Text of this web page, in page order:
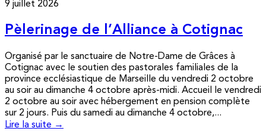
9 juillet 2026
Pèlerinage de l’Alliance à Cotignac
Organisé par le sanctuaire de Notre-Dame de Grâces à
Cotignac avec le soutien des pastorales familiales de la
province ecclésiastique de Marseille du vendredi 2 octobre
au soir au dimanche 4 octobre après-midi. Accueil le vendredi
2 octobre au soir avec hébergement en pension complète
sur 2 jours. Puis du samedi au dimanche 4 octobre,...
Lire la suite →